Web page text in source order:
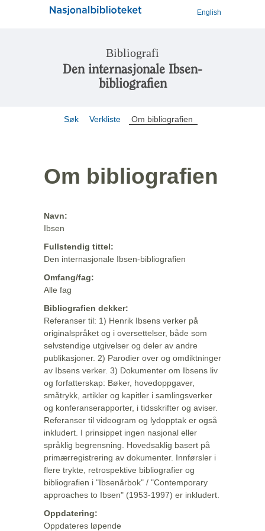
English
Bibliografi
Den internasjonale Ibsen-
bibliografien
Søk Verkliste Om bibliografien
Om bibliografien
Navn:
Ibsen
Fullstendig tittel:
Den internasjonale Ibsen-bibliografien
Omfang/fag:
Alle fag
Bibliografien dekker:
Referanser til: 1) Henrik Ibsens verker på
originalspråket og i oversettelser, både som
selvstendige utgivelser og deler av andre
publikasjoner. 2) Parodier over og omdiktninger
av Ibsens verker. 3) Dokumenter om Ibsens liv
og forfatterskap: Bøker, hovedoppgaver,
småtrykk, artikler og kapitler i samlingsverker
og konferanserapporter, i tidsskrifter og aviser.
Referanser til videogram og lydopptak er også
inkludert. I prinsippet ingen nasjonal eller
språklig begrensning. Hovedsaklig basert på
primærregistrering av dokumenter. Innførsler i
flere trykte, retrospektive bibliografier og
bibliografien i "Ibsenårbok" / "Contemporary
approaches to Ibsen" (1953-1997) er inkludert.
Oppdatering:
Oppdateres løpende